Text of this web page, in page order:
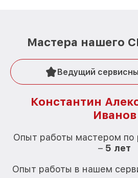
Мастера нашего
Ведущий
Константин
Иванов
Опыт работы мастером по
– 5 лет
Опыт работы в нашем